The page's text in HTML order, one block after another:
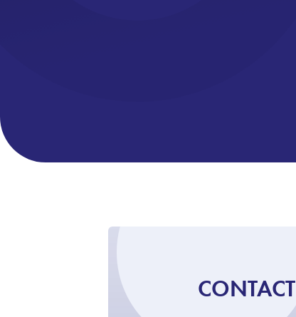
CONTACT